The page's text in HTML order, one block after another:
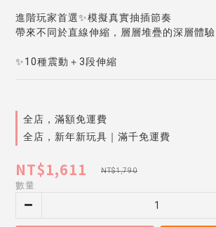
進階玩家首選✨模擬真實抽插節奏
帶來不同於直線伸縮，層層堆疊的深層體驗
✨10種震動＋3段伸縮
全店，滿額免運費
全店，新年新玩具｜滿千免運費
NT$1,611 NT$1,790
數量